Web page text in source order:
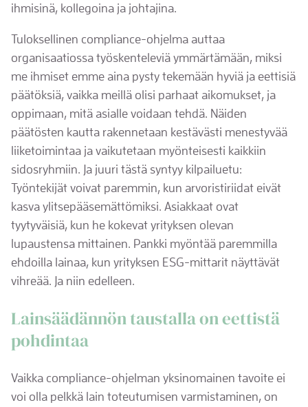
ihmisinä, kollegoina ja johtajina.
Tuloksellinen compliance-ohjelma auttaa
organisaatiossa työskenteleviä ymmärtämään, miksi
me ihmiset emme aina pysty tekemään hyviä ja eettisiä
päätöksiä, vaikka meillä olisi parhaat aikomukset, ja
oppimaan, mitä asialle voidaan tehdä. Näiden
päätösten kautta rakennetaan kestävästi menestyvää
liiketoimintaa ja vaikutetaan myönteisesti kaikkiin
sidosryhmiin. Ja juuri tästä syntyy kilpailuetu:
Työntekijät voivat paremmin, kun arvoristiriidat eivät
kasva ylitsepääsemättömiksi. Asiakkaat ovat
tyytyväisiä, kun he kokevat yrityksen olevan
lupaustensa mittainen. Pankki myöntää paremmilla
ehdoilla lainaa, kun yrityksen ESG-mittarit näyttävät
vihreää. Ja niin edelleen.
Lainsäädännön taustalla on eettistä
pohdintaa
Vaikka compliance-ohjelman yksinomainen tavoite ei
voi olla pelkkä lain toteutumisen varmistaminen, on